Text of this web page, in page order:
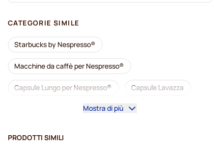
CATEGORIE SIMILE
Starbucks by Nespresso®
Macchine da caffè per Nespresso®
Capsule Lungo per Nespresso® Capsule Lavazza
illy capsule caffè per Nespresso®
Mostra di più
PRODOTTI SIMILI